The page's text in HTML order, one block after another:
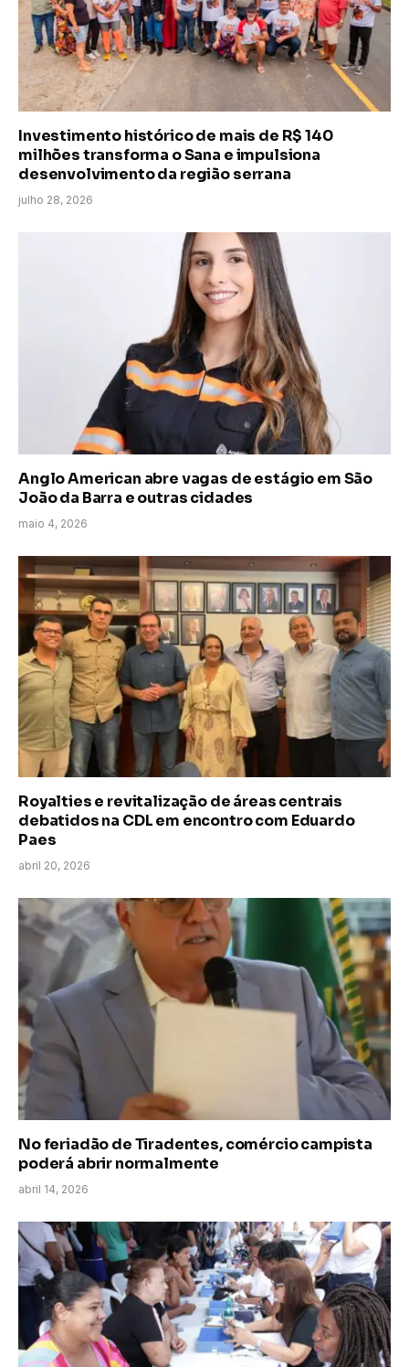
Investimento histórico de mais de R$ 140
milhões transforma o Sana e impulsiona
desenvolvimento da região serrana
julho 28, 2026
Anglo American abre vagas de estágio em São
João da Barra e outras cidades
maio 4, 2026
Royalties e revitalização de áreas centrais
debatidos na CDL em encontro com Eduardo
Paes
abril 20, 2026
No feriadão de Tiradentes, comércio campista
poderá abrir normalmente
abril 14, 2026